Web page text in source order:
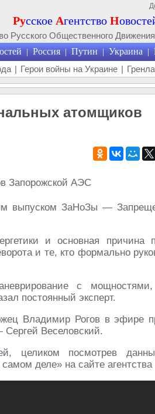
Русское Агентство Н
Русского Общественного
| Россия | Путин | Украина |
| Герои войны на Украине |
атомщиков
выпуском ЗаНоЗы —
и основная причина
и те, кто формально
с
постоянный эксперт.
Владимир Рогов в эфире
Веселовский.
целиком посмотрев
деле» на сайте